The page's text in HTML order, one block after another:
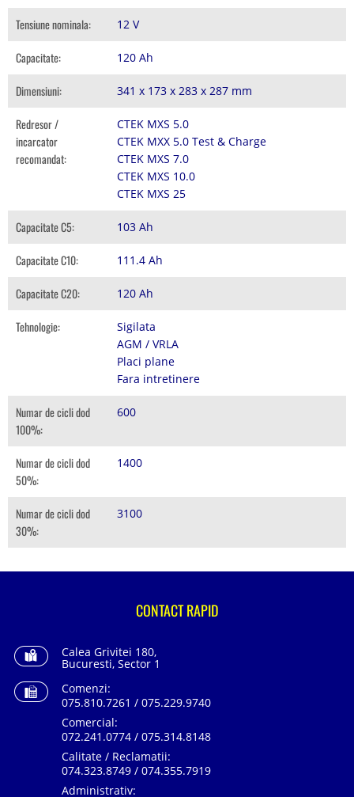
Tensiune nominala: 12 V
Capacitate: 120 Ah
Dimensiuni: 341 x 173 x 283 x 287 mm
Redresor /
incarcator
recomandat:
CTEK MXS 5.0
CTEK MXX 5.0 Test & Charge
CTEK MXS 7.0
CTEK MXS 10.0
CTEK MXS 25
Capacitate C5: 103 Ah
Capacitate C10: 111.4 Ah
Capacitate C20: 120 Ah
Tehnologie:
Sigilata
AGM / VRLA
Placi plane
Fara intretinere
Numar de cicli dod
100%:
600
Numar de cicli dod
50%:
1400
Numar de cicli dod
30%:
3100
CONTACT RAPID
Calea Grivitei 180,
Bucuresti, Sector 1
Comenzi:
075.810.7261 / 075.229.9740
Comercial:
072.241.0774 / 075.314.8148
Calitate / Reclamatii:
074.323.8749 / 074.355.7919
Administrativ: